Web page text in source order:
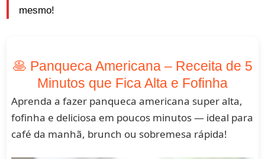
mesmo!
🥞 Panqueca Americana – Receita de 5
Minutos que Fica Alta e Fofinha
Aprenda a fazer panqueca americana super alta,
fofinha e deliciosa em poucos minutos — ideal para
café da manhã, brunch ou sobremesa rápida!